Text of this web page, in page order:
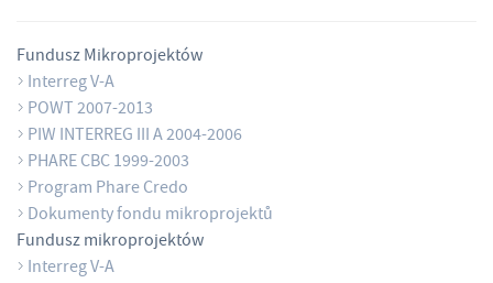
Fundusz Mikroprojektów
Interreg V-A
POWT 2007-2013
PIW INTERREG III A 2004-2006
PHARE CBC 1999-2003
Program Phare Credo
Dokumenty fondu mikroprojektů
Fundusz mikroprojektów
Interreg V-A